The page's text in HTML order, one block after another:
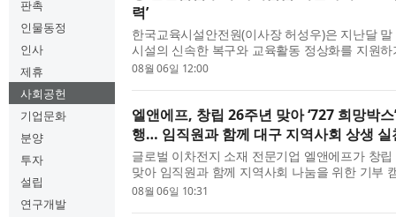
판촉
인물동정
인사
제휴
사회공헌
기업문화
분양
투자
설립
연구개발
력’
한국교육시설안전원(이사장 허성우)은 지난달
시설의 신속한 복구와 교육활동 정상화를 지원
검과 복구 지원 등 종합 대응에 나섰다고 밝혔다.
08월 06일 12:00
엘앤에프, 창립 26주년 맞아 ‘727 희망박
행… 임직원과 함께 대구 지역사회 상생 실
글로벌 이차전지 소재 전문기업 엘앤에프가 창
맞아 임직원과 함께 지역사회 나눔을 위한 기부
지난 5일 대구 달서구청에서 공식 물품 기탁식을
08월 06일 10:31